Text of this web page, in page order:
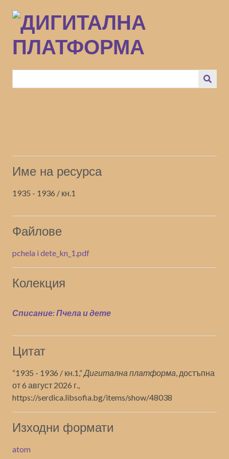
към
основното
съдържание
Име на ресурса
1935 - 1936 / кн.1
Файлове
pchela i dete_kn_1.pdf
Колекция
Списание: Пчела и дете
Цитат
“1935 - 1936 / кн.1,”Дигитална платформа, достъпна
от 6 август 2026 г.,
https://serdica.libsofia.bg/items/show/48038
Изходни формати
atom